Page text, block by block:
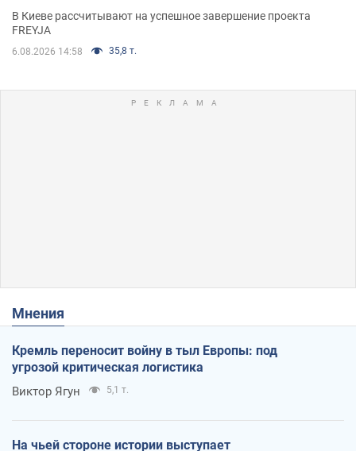
решения готовятся
В Киеве рассчитывают на успешное завершение проекта
FREYJA
6.08.2026 14:58 35,8 т.
Мнения
Кремль переносит войну в тыл Европы: под
угрозой критическая логистика
Виктор Ягун 5,1 т.
На чьей стороне истории выступает